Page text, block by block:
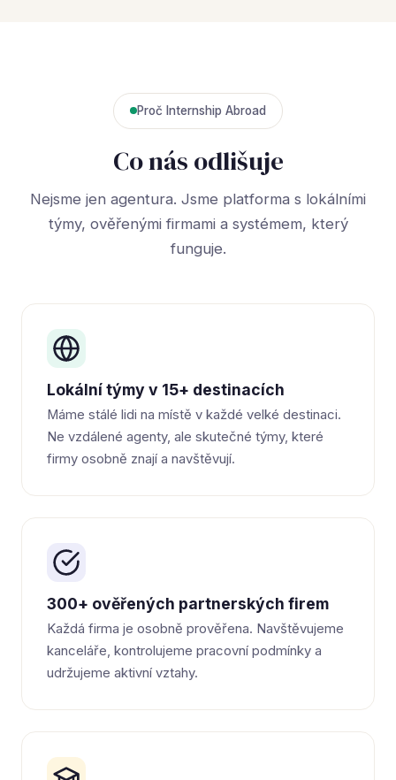
Proč Internship Abroad
Co nás odlišuje
Nejsme jen agentura. Jsme platforma s lokálními
týmy, ověřenými firmami a systémem, který
funguje.
Lokální týmy v 15+ destinacích
Máme stálé lidi na místě v každé velké destinaci.
Ne vzdálené agenty, ale skutečné týmy, které
firmy osobně znají a navštěvují.
300+ ověřených partnerských firem
Každá firma je osobně prověřena. Navštěvujeme
kanceláře, kontrolujeme pracovní podmínky a
udržujeme aktivní vztahy.